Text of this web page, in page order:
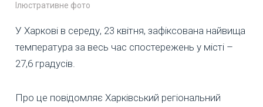
Ілюстративне фото
У Харкові в середу, 23 квітня, зафіксована найвища
температура за весь час спостережень у місті –
27,6 градусів.
Про це повідомляє Харківський регіональний